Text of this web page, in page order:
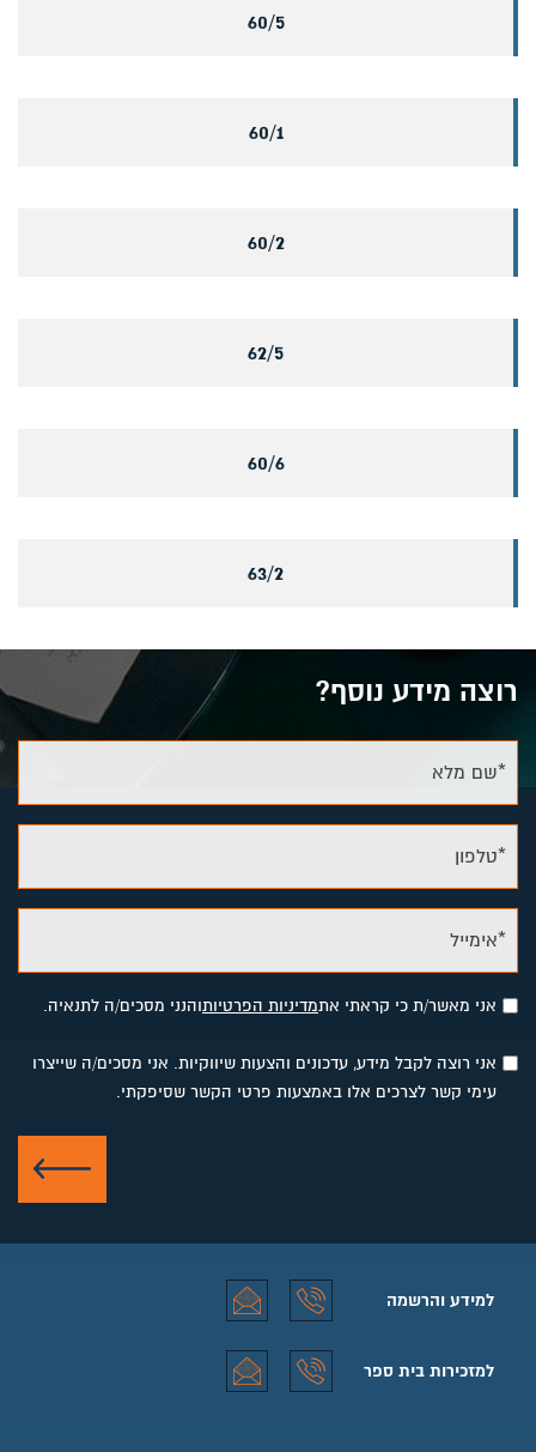
60/5
60/1
60/2
62/5
60/6
63/2
רוצה מידע נוסף?
*שם מלא
*טלפון
*אימייל
אני מאשר/ת כי קראתי אתמדיניות הפרטיותוהנני מסכים/ה לתנאיה.
אני רוצה לקבל מידע, עדכונים והצעות שיווקיות. אני מסכים/ה שייצרו
עימי קשר לצרכים אלו באמצעות פרטי הקשר שסיפקתי.
שלח
למידע והרשמה
למידע והרשמה טלפון
למידע והרשמה אימייל
למזכירות בית ספר